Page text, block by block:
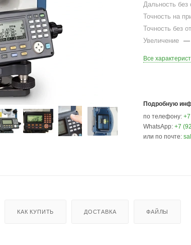
Дальность без
Точность на
Точность без
Увеличение
—
Все
Подробную
по телефону:
WhatsApp:+7
или по почте:
КАК КУПИТЬ ДОСТАВКА ФАЙЛЫ